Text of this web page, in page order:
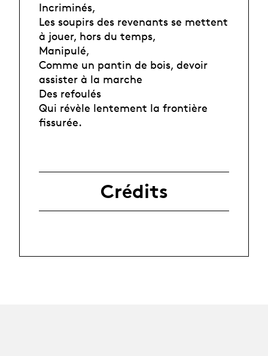
Incriminés,
Les soupirs des revenants se mettent
à jouer, hors du temps,
Manipulé,
Comme un pantin de bois, devoir
assister à la marche
Des refoulés
Qui révèle lentement la frontière
fissurée.
Crédits